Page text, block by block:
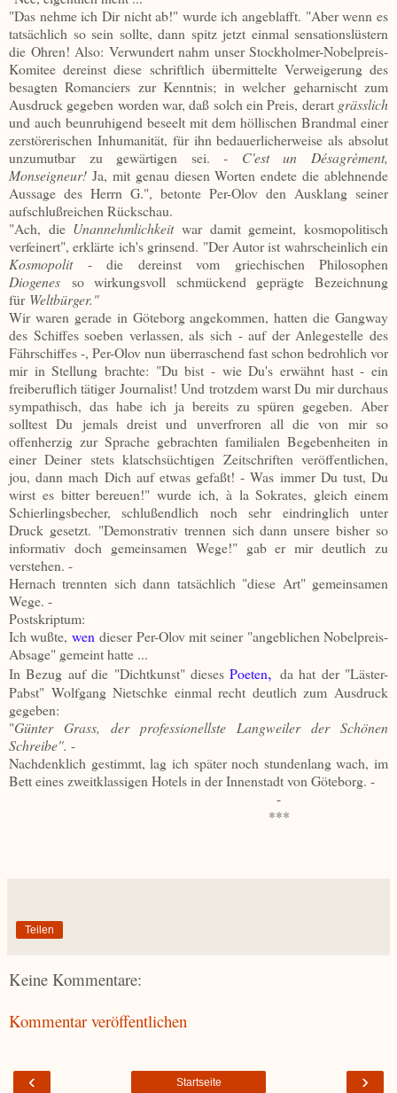
"Das nehme ich Dir nicht ab!" wurde ich angeblafft. "Aber wenn es
tatsächlich so sein sollte, dann spitz jetzt einmal sensationslüstern
die Ohren! Also: Verwundert nahm unser Stockholmer-Nobelpreis-
Komitee dereinst diese schriftlich übermittelte Verweigerung des
besagten Romanciers zur Kenntnis; in welcher geharnischt zum
Ausdruck gegeben worden war, daß solch ein Preis, derart grässlich
und auch beunruhigend beseelt mit dem höllischen Brandmal einer
zerstörerischen Inhumanität, für ihn bedauerlicherweise als absolut
unzumutbar zu gewärtigen sei. - C'est un Désagrèment,
Monseigneur! Ja, mit genau diesen Worten endete die ablehnende
Aussage des Herrn G.", betonte Per-Olov den Ausklang seiner
aufschlußreichen Rückschau.
"Ach, die Unannehmlichkeitwar damit gemeint, kosmopolitisch
verfeinert", erklärte ich's grinsend. "Der Autor ist wahrscheinlich ein
Kosmopolit- die dereinst vom griechischen Philosophen
Diogenes so wirkungsvoll schmückend geprägte Bezeichnung
für Weltbürger."
Wir waren gerade in Göteborg angekommen, hatten die Gangway
des Schiffes soeben verlassen, als sich - auf der Anlegestelle des
Fährschiffes -, Per-Olov nun überraschend fast schon bedrohlich vor
mir in Stellung brachte: "Du bist - wie Du's erwähnt hast - ein
freiberuflich tätiger Journalist! Und trotzdem warst Du mir durchaus
sympathisch, das habe ich ja bereits zu spüren gegeben. Aber
solltest Du jemals dreist und unverfroren all die von mir so
offenherzig zur Sprache gebrachten familialen Begebenheiten in
einer Deiner stets klatschsüchtigen Zeitschriften veröffentlichen,
jou, dann mach Dich auf etwas gefaßt! - Was immer Du tust, Du
wirst es bitter bereuen!" wurde ich, à la Sokrates, gleich einem
Schierlingsbecher, schlußendlich noch sehr eindringlich unter
Druck gesetzt. "Demonstrativ trennen sich dann unsere bisher so
informativ doch gemeinsamen Wege!" gab er mir deutlich zu
verstehen. -
Hernach trennten sich dann tatsächlich "diese Art" gemeinsamen
Wege. -
Postskriptum:
Ich wußte, wen dieser Per-Olov mit seiner "angeblichen Nobelpreis-
Absage" gemeint hatte ...
In Bezug auf die "Dichtkunst" diesesPoeten, da hat der "Läster-
Pabst" Wolfgang Nietschke einmal recht deutlich zum Ausdruck
gegeben:
"Günter Grass, der professionellste Langweiler der Schönen
Schreibe". -
Nachdenklich gestimmt, lag ich später noch stundenlang wach, im
Bett eines zweitklassigen Hotels in der Innenstadt von Göteborg. -
-
***
Teilen
Keine Kommentare:
Kommentar veröffentlichen
‹ ›
Startseite